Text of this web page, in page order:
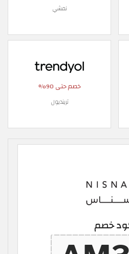
نمشي
خصم حتى 90%
ترينديول